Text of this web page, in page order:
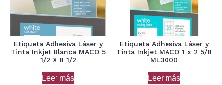
Etiqueta Adhesiva Láser y
Tinta Inkjet Blanca MACO 5
1/2 X 8 1/2
Leer más
Etiqueta Adhesiva Láser y
Tinta Inkjet MACO 1 x 2 5/8
ML3000
Leer más